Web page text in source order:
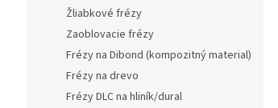
Žliabkové frézy
Zaoblovacie frézy
Frézy na Dibond (kompozitný material)
Frézy na drevo
Frézy DLC na hliník/dural